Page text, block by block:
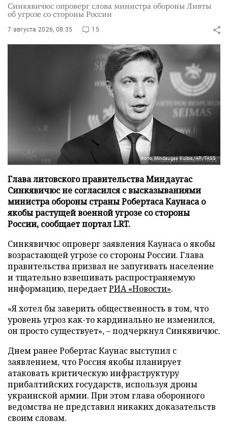
Синкявичюс опроверг слова министра обороны Ливты
об угрозе со стороны России
7 августа 2026, 08:35 15
Фото: Mindaugas Kulbis/AP/TASS
Глава литовского правительства Миндаугас
Синкявичюс не согласился с высказываниями
министра обороны страны Робертаса Каунаса о
якобы растущей военной угрозе со стороны
России, сообщает портал LRT.
Синкявичюс опроверг заявления Каунаса о якобы
возрастающей угрозе со стороны России. Глава
правительства призвал не запугивать население
и тщательно взвешивать распространяемую
информацию, передаетРИА «Новости».
«Я хотел бы заверить общественность в том, что
уровень угроз как-то кардинально не изменился,
он просто существует», – подчеркнул Синкявичюс.
Днем ранее Робертас Каунас выступил с
заявлением, что Россия якобы планирует
атаковать критическую инфраструктуру
прибалтийских государств, используя дроны
украинской армии. При этом глава оборонного
ведомства не представил никаких доказательств
своим словам.